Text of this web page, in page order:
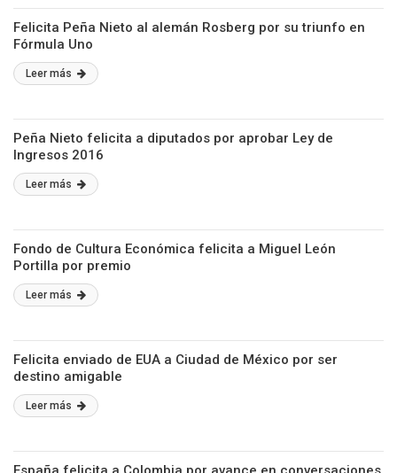
Felicita Peña Nieto al alemán Rosberg por su triunfo en
Fórmula Uno
Leer más
Peña Nieto felicita a diputados por aprobar Ley de
Ingresos 2016
Leer más
Fondo de Cultura Económica felicita a Miguel León
Portilla por premio
Leer más
Felicita enviado de EUA a Ciudad de México por ser
destino amigable
Leer más